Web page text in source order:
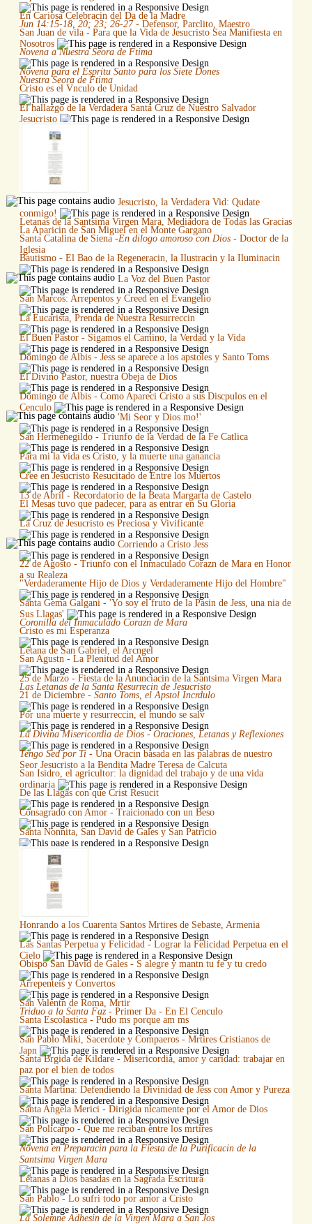
En Cariosa Celebracin del Da de la Madre
Jun 14:15-18, 20; 23; 26-27- Defensor, Parclito, Maestro
San Juan de vila - Para que la Vida de Jesucristo Sea Manifiesta en
Nosotros
Novena a Nuestra Seora de Ftima
Novena para el Espritu Santo para los Siete Dones
Nuestra Seora de Ftima
Cristo es el Vnculo de Unidad
El hallazgo de la Verdadera Santa Cruz de Nuestro Salvador
Jesucristo
Jesucristo, la Verdadera Vid: Qudate
conmigo!
Letanas de la Santsima Virgen Mara, Mediadora de Todas las Gracias
La Aparicin de San Miguel en el Monte Gargano
Santa Catalina de Siena -En dilogo amoroso con Dios - Doctor de la
Iglesia
Bautismo - El Bao de la Regeneracin, la Ilustracin y la Iluminacin
La Voz del Buen Pastor
San Marcos: Arrepentos y Creed en el Evangelio
La Eucarista, Prenda de Nuestra Resurreccin
El Buen Pastor - Sigamos el Camino, la Verdad y la Vida
Domingo de Albis - Jess se aparece a los apstoles y Santo Toms
El Divino Pastor, nuestra Obeja de Dios
Domingo de Albis - Como Apareci Cristo a sus Discpulos en el
Cenculo
'Mi Seor y Dios mo!'
San Hermenegildo - Triunfo de la Verdad de la Fe Catlica
Para mi la vida es Cristo, y la muerte una ganancia
Cree en Jesucristo Resucitado de Entre los Muertos
13 de Abril - Recordatorio de la Beata Margarta de Castelo
El Mesas tuvo que padecer, para as entrar en Su Gloria
La Cruz de Jesucristo es Preciosa y Vivificante
Corriendo a Cristo Jess
22 de Agosto - Triunfo con el Inmaculado Corazn de Mara en Honor
a su Realeza
"Verdaderamente Hijo de Dios y Verdaderamente Hijo del Hombre"
Santa Gema Galgani - 'Yo soy el fruto de la Pasin de Jess, una nia de
Sus Llagas'
Coronilla del Inmaculado Corazn de Mara
Cristo es mi Esperanza
Letana de San Gabriel, el Arcngel
San Agustn - La Plenitud del Amor
25 de Marzo - Fiesta de la Anunciacin de la Santsima Virgen Mara
Las Letanas de la Santa Resurrecin de Jesucristo
21 de Diciembre - Santo Toms, el Apstol Incrdulo
Por una muerte y resurreccin, el mundo se salv
La Divina Misericordia de Dios - Oraciones, Letanas y Reflexiones
Tengo Sed por Ti - Una Oracin basada en las palabras de nuestro
Seor Jesucristo a la Bendita Madre Teresa de Calcuta
San Isidro, el agricultor: la dignidad del trabajo y de una vida
ordinaria
De las Llagas con que Crist Resucit
Consagrado con Amor - Traicionado con un Beso
Santa Nonnita, San David de Gales y San Patricio
Honrando a los Cuarenta Santos Mrtires de Sebaste, Armenia
Las Santas Perpetua y Felicidad - Lograr la Felicidad Perpetua en el
Cielo
Obispo San David de Gales - S alegre y mantn tu fe y tu credo
Arrepenteis y Convertos
San Valentn de Roma, Mrtir
Triduo a la Santa Faz- Primer Da - En El Cenculo
Santa Escolastica - Pudo ms porque am ms
San Pablo Miki, Sacerdote y Compaeros - Mrtires Cristianos de
Japn
Santa Brgida de Kildare - Misericordia, amor y caridad: trabajar en
paz por el bien de todos
Santa Martina: Defendiendo la Divinidad de Jess con Amor y Pureza
Santa Angela Merici - Dirigida nicamente por el Amor de Dios
San Policarpo - Que me reciban entre los mrtires
Novena en Preparacin para la Fiesta de la Purificacin de la
Santsima Virgen Mara
Letanas a Dios basadas en la Sagrada Escritura
San Pablo - Lo sufri todo por amor a Cristo
La Solemne Adhesin de la Virgen Mara a San Jos